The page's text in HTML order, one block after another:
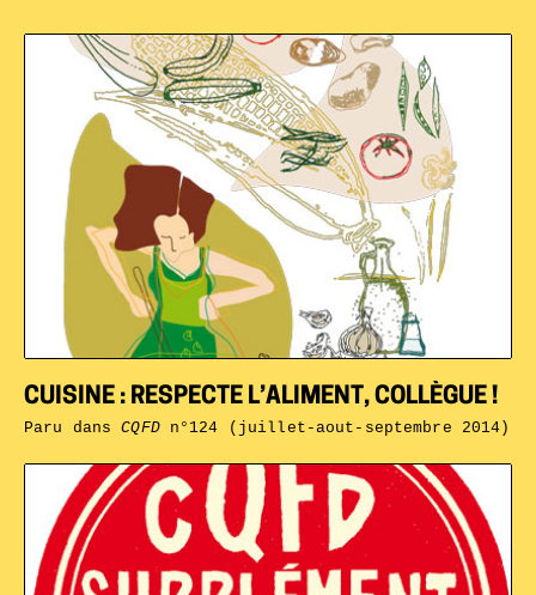
CUISINE : RESPECTE L’ALIMENT, COLLÈGUE !
Paru dansCQFDn°124 (juillet-aout-septembre 2014)